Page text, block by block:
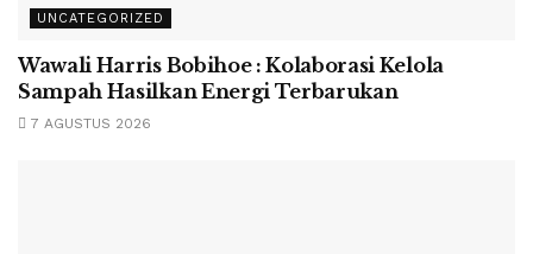
UNCATEGORIZED
Wawali Harris Bobihoe : Kolaborasi Kelola
Sampah Hasilkan Energi Terbarukan
7 AGUSTUS 2026